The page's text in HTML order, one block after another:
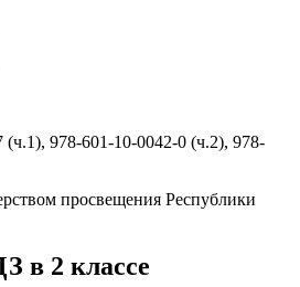
(ч.1), 978-601-10-0042-0 (ч.2), 978-
просвещения Республики
в 2 классе